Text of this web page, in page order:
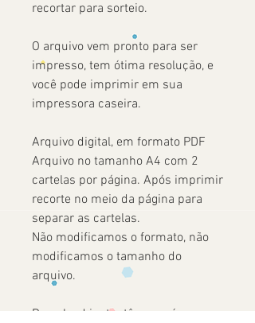
recortar para sorteio.
O arquivo vem pronto para ser
impresso, tem ótima resolução, e
você pode imprimir em sua
impressora caseira.
Arquivo digital, em formato PDF
Arquivo no tamanho A4 com 2
cartelas por página. Após imprimir
recorte no meio da página para
separar as cartelas.
Não modificamos o formato, não
modificamos o tamanho do
arquivo.
Download instantâneo após a